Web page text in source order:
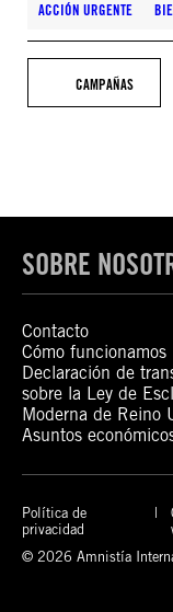
ACCIÓN URGENTE
CAMPAÑAS
SOBRE
Contacto
Cómo funcionamos
Declaración de
sobre la Ley de
Moderna de Reino
Asuntos
Política de
privacidad
© 2026 Amnistía